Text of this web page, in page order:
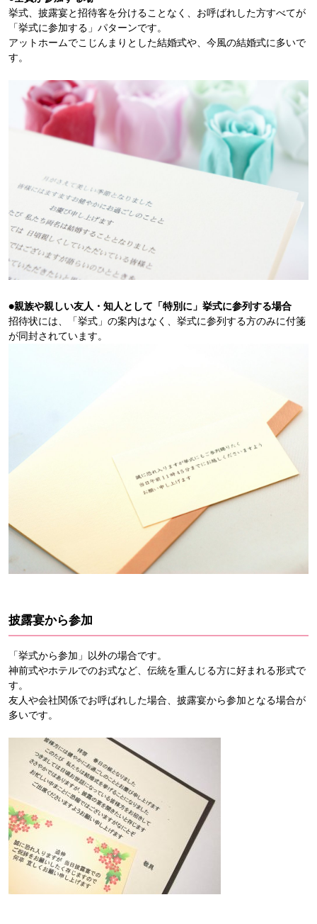
挙式、披露宴と招待客を分けることなく、お呼ばれした方すべてが
「挙式に参加する」パターンです。
アットホームでこじんまりとした結婚式や、今風の結婚式に多いで
す。
●親族や親しい友人・知人として「特別に」挙式に参列する場合
招待状には、「挙式」の案内はなく、挙式に参列する方のみに付箋
が同封されています。
披露宴から参加
「挙式から参加」以外の場合です。
神前式やホテルでのお式など、伝統を重んじる方に好まれる形式で
す。
友人や会社関係でお呼ばれした場合、披露宴から参加となる場合が
多いです。